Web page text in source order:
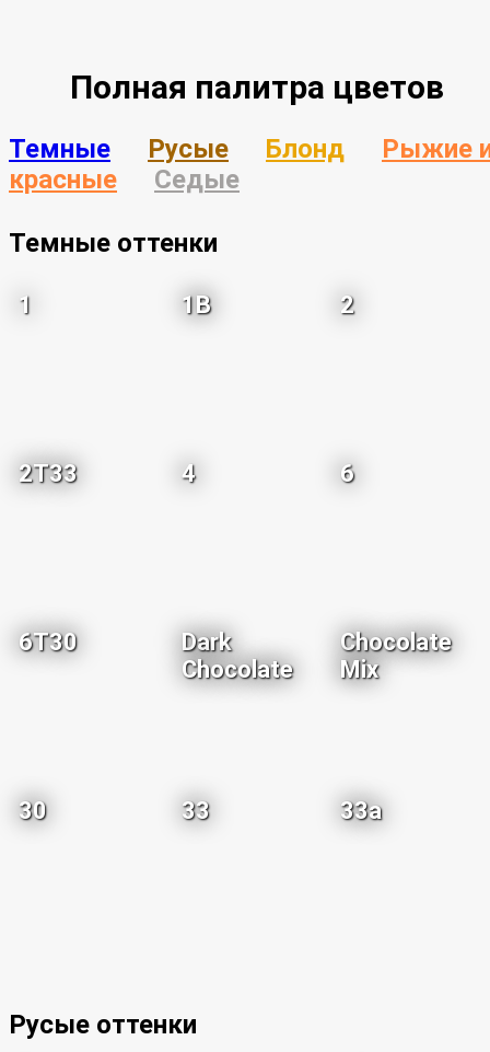
Полная палитра цветов
Темные Русые Блонд
Рыжие
красные
Седые
Темные оттенки
1 1B 2
2T33 4 6
6T30
Dark
Chocolate
Chocolate
Mix
30 33 33a
Русые оттенки